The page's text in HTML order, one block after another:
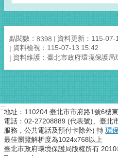
點閱數： 8398
資料更新：115-07-
資料檢視：115-07-13 15:42
資料維護：臺北市政府環境保護局
:::地址：110204 臺北市市府路1號6樓
電話：02-27208889 (代表號)、臺北
服務，公共電話及預付卡除外) 轉 環
最佳瀏覽解析度為1024x768以上
臺北市政府環境保護局版權所有